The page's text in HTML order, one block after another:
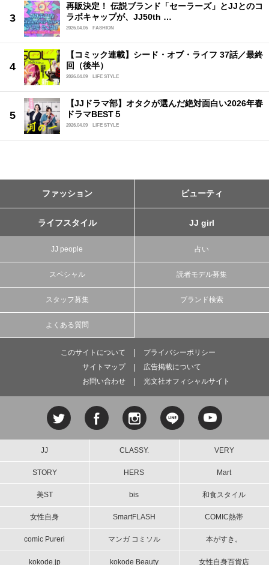
再販決定！ 伝説ブランド「セーラーズ」とJJとのコ
ラボキャップが、JJ50th …
2026.04.06 FASHION
【コミック連載】シード・オブ・ライフ 37話／最終
回（後半）
2026.04.09 LIFE STYLE
【JJドラマ部】オタクが選んだ絶対面白い2026年春
ドラマBEST５
2026.04.09 LIFE STYLE
ファッション ビューティ
ライフスタイル JJ girl
JJ people 占い
スペシャル 読者モデル募集
スタッフ募集 ブランド検索
よくある質問
このサイトについて
プライバシーポリシー
サイトマップ
広告掲載について
お問い合わせ
光文社オフィシャルサイト
JJ CLASSY. VERY
STORY HERS Mart
美ST bis 和食スタイル
女性自身 SmartFLASH COMIC熱帯
comic Pureri マンガ コミソル 本がすき。
kokode.jp kokode Beauty 女性自身百貨店